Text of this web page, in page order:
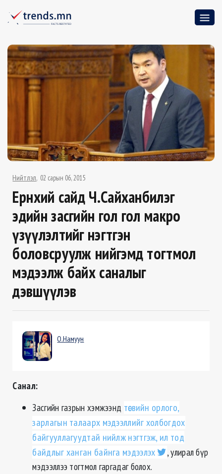
Нийтлэл 02 сарын 06, 2015
Ерөнхий сайд Ч.Сайханбилэг
эдийн засгийн гол гол макро
үзүүлэлтийг нэгтгэн
боловсруулж нийгэмд тогтмол
мэдээлж байх саналыг
дэвшүүлэв
О.Намуун
Санал:
Засгийн газрын хэмжээнд төсвийн орлого,
зарлагын талаарх мэдээллийг холбогдох
байгууллагуудтай нийлж нэгтгэж, ил тод
байдлыг ханган байнга мэдээлэх
, улирал бүр
мэдээллээ тогтмол гаргадаг болох.